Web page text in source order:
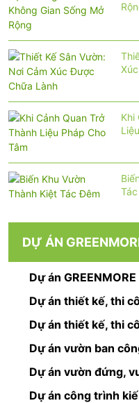
Khi
DỰ ÁN
Dự án
Dự án thiết kế, thi
Dự án thiết kế, thi
Dự án vườn ban
Dự án vườn đứng,
Dự án công trình